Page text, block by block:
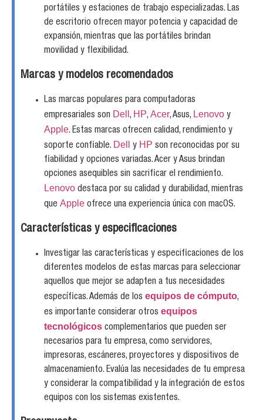
portátiles y estaciones de trabajo especializadas. Las
de escritorio ofrecen mayor potencia y capacidad de
expansión, mientras que las portátiles brindan
movilidad y flexibilidad.
Marcas y modelos recomendados
Las marcas populares para computadoras
empresariales son Dell , HP, Acer, Asus, Lenovo y
Apple. Estas marcas ofrecen calidad, rendimiento y
soporte confiable. Dell y HP son reconocidas por su
fiabilidad y opciones variadas. Acer y Asus brindan
opciones asequibles sin sacrificar el rendimiento.
Lenovo destaca por su calidad y durabilidad, mientras
que Apple ofrece una experiencia única con macOS.
Características y especificaciones
Investigar las características y especificaciones de los
diferentes modelos de estas marcas para seleccionar
aquellos que mejor se adapten a tus necesidades
específicas. Además de los equipos de cómputo,
es importante considerar otros equipos
tecnológicos complementarios que pueden ser
necesarios para tu empresa, como servidores,
impresoras, escáneres, proyectores y dispositivos de
almacenamiento. Evalúa las necesidades de tu empresa
y considerar la compatibilidad y la integración de estos
equipos con los sistemas existentes.